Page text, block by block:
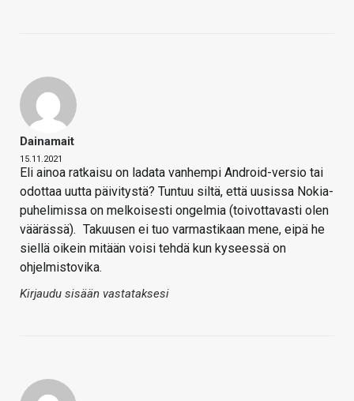
Dainamait
15.11.2021
Eli ainoa ratkaisu on ladata vanhempi Android-versio tai
odottaa uutta päivitystä? Tuntuu siltä, että uusissa Nokia-
puhelimissa on melkoisesti ongelmia (toivottavasti olen
väärässä). Takuusen ei tuo varmastikaan mene, eipä he
siellä oikein mitään voisi tehdä kun kyseessä on
ohjelmistovika.
Kirjaudu sisään vastataksesi